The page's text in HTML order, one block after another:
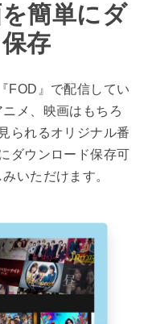
簡単にダ
存
FOD』で配信してい
メ、映画はもちろ
られるオリジナル番
ダウンロード保存可
いただけます。